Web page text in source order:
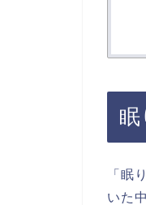
眠
「眠
いた